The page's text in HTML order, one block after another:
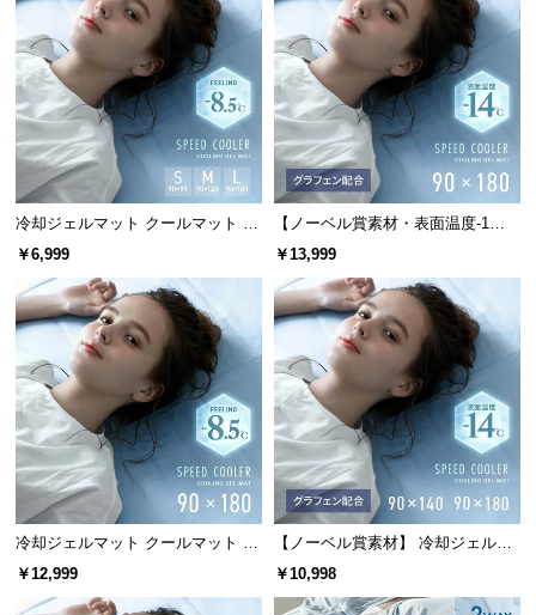
つ
い
て
大
型
の
配
送
つ
い
て
中
型
商
品
の
冷却ジェルマット クールマット プ
レミアムタイプ
￥6,999
【ノーベル賞素材・表面温度-1
4℃】 冷却ジェルマット クールマ
0cm
￥13,999
冷却ジェルマット クールマット プ
レミアムタイプ 90×180cm
￥12,999
【ノーベル賞素材】 冷却ジェルマ
ット クールマット 表面温度-14℃
￥10,998